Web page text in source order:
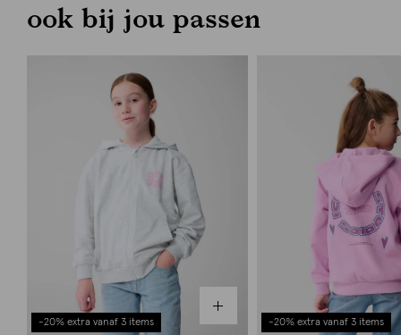
ook bij jou passen
-20% extra vanaf 3 items -20% extra vanaf 3 items